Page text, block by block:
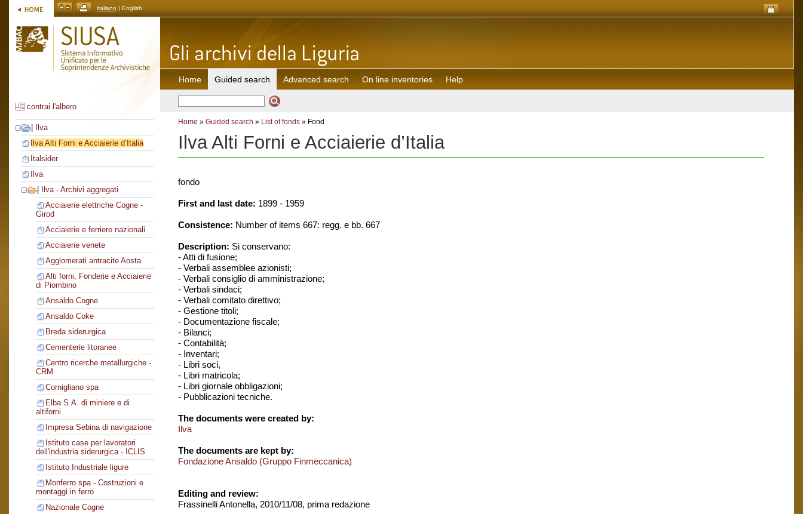
italiano | English
contrai l'albero
Ilva
Ilva Alti Forni e Acciaierie d’Italia
Italsider
Ilva
Ilva - Archivi aggregati
Acciaierie elettriche Cogne -
Girod
Acciaierie e ferriere nazionali
Acciaierie venete
Agglomerati antracite Aosta
Alti forni, Fonderie e Acciaierie
di Piombino
Ansaldo Cogne
Ansaldo Coke
Breda siderurgica
Cementerie litoranee
Centro ricerche metallurgiche -
CRM
Cornigliano spa
Elba S.A. di miniere e di
altiforni
Impresa Sebina di navigazione
Istituto case per lavoratori
dell'industria siderurgica - ICLIS
Istituto Industriale ligure
Monferro spa - Costruzioni e
montaggi in ferro
Nazionale Cogne
Home Guided search Advanced search On line inventories Help
Home » Guided search » List of fonds » Fond
Ilva Alti Forni e Acciaierie d’Italia
fondo
First and last date: 1899 - 1959
Consistence: Number of items 667: regg. e bb. 667
Description: Si conservano:
- Atti di fusione;
- Verbali assemblee azionisti;
- Verbali consiglio di amministrazione;
- Verbali sindaci;
- Verbali comitato direttivo;
- Gestione titoli;
- Documentazione fiscale;
- Bilanci;
- Contabilità;
- Inventari;
- Libri soci,
- Libri matricola;
- Libri giornale obbligazioni;
- Pubblicazioni tecniche.
The documents were created by:
Ilva
The documents are kept by:
Fondazione Ansaldo (Gruppo Finmeccanica)
Editing and review:
Frassinelli Antonella, 2010/11/08, prima redazione